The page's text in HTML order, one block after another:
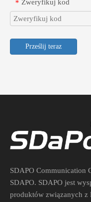
* Zweryfikuj kod
Prześlij teraz
SDAPO Communication
SDAPO. SDAPO jest
produktów związanych z